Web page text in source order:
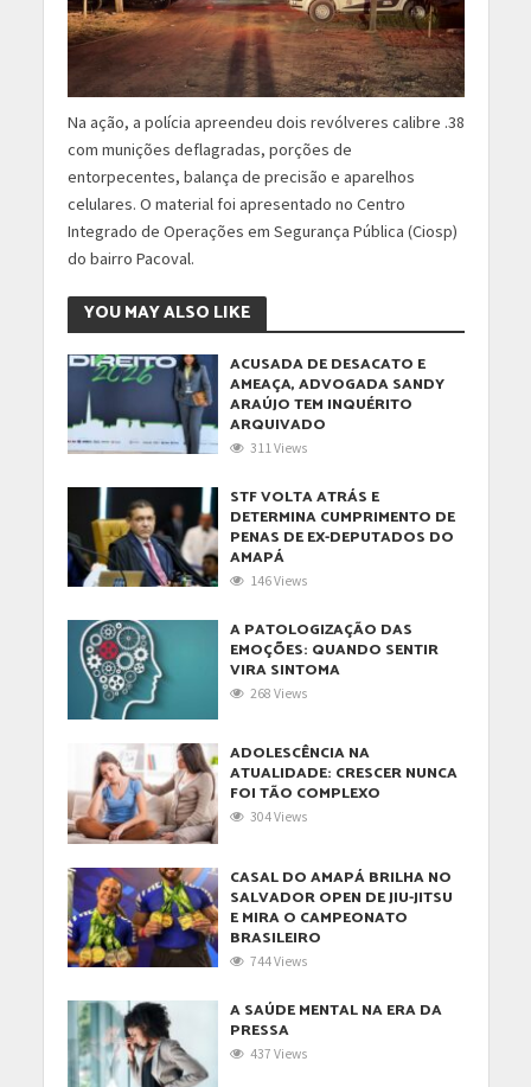
Na ação, a polícia apreendeu dois revólveres calibre .38
com munições deflagradas, porções de
entorpecentes, balança de precisão e aparelhos
celulares. O material foi apresentado no Centro
Integrado de Operações em Segurança Pública (Ciosp)
do bairro Pacoval.
YOU MAY ALSO LIKE
ACUSADA DE DESACATO E
AMEAÇA, ADVOGADA SANDY
ARAÚJO TEM INQUÉRITO
ARQUIVADO
311 Views
STF VOLTA ATRÁS E
DETERMINA CUMPRIMENTO DE
PENAS DE EX-DEPUTADOS DO
AMAPÁ
146 Views
A PATOLOGIZAÇÃO DAS
EMOÇÕES: QUANDO SENTIR
VIRA SINTOMA
268 Views
ADOLESCÊNCIA NA
ATUALIDADE: CRESCER NUNCA
FOI TÃO COMPLEXO
304 Views
CASAL DO AMAPÁ BRILHA NO
SALVADOR OPEN DE JIU-JITSU
E MIRA O CAMPEONATO
BRASILEIRO
744 Views
A SAÚDE MENTAL NA ERA DA
PRESSA
437 Views